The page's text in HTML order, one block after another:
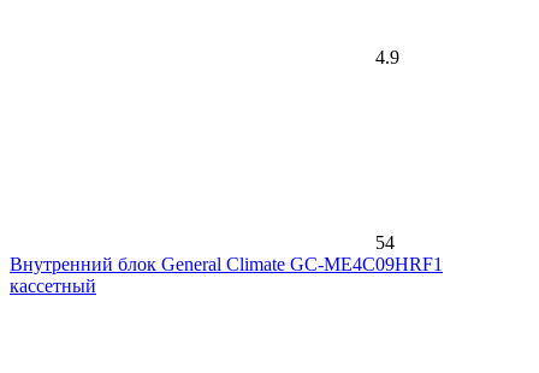
4.9
54
Внутренний блок General Climate GC-ME4C09HRF1
кассетный